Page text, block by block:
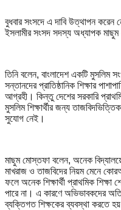
বুধবার সংসদে এ দাবি উত্থাপন করেন
ইসলামীর সংসদ সদস্য অধ্যাপক
তিনি বলেন, বাংলাদেশ একটি মুসলিম
সন্তানদের প্রাতিষ্ঠানিক শিক্ষার
আগ্রহী। কিন্তু দেশের সরকারি
মুসলিম শিক্ষার্থীর জন্য
সুযোগ নেই।
মাছুম মোস্তফা বলেন, অনেক বিদ্যালয়ে
মাখরাজ ও তাজবিদের নিয়ম মেনে
ফলে অনেক শিক্ষার্থী প্রাথমিক
পারে না। এ কারণে অভিভাবকদের
ব্যক্তিগত শিক্ষকের ব্যবস্থা করতে